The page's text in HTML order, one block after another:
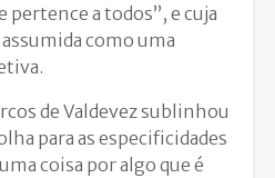
pertence a todos”, e cuja
como uma
de Valdevez sublinhou
para as especificidades
coisa por algo que é